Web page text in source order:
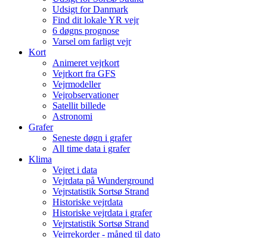
Udsigt for Danmark
Find dit lokale YR vejr
6 døgns prognose
Varsel om farligt vejr
Kort
Animeret vejrkort
Vejrkort fra GFS
Vejrmodeller
Vejrobservationer
Satellit billede
Astronomi
Grafer
Seneste døgn i grafer
All time data i grafer
Klima
Vejret i data
Vejrdata på Wunderground
Vejrstatistik Sortsø Strand
Historiske vejrdata
Historiske vejrdata i grafer
Vejrstatistik Sortsø Strand
Vejrrekorder - måned til dato